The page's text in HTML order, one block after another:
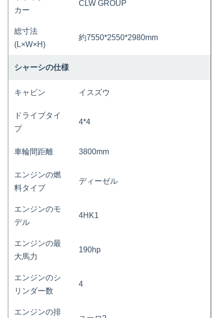
カー
CLW GROUP
総寸法
(L×W×H)
約7550*2550*2980mm
シャーシの仕様
キャビン イスズウ
ドライブタイ
プ
4*4
車輪間距離 3800mm
エンジンの燃
料タイプ
ディーゼル
エンジンのモ
デル
4HK1
エンジンの最
大馬力
190hp
エンジンのシ
リンダー数
4
エンジンの排